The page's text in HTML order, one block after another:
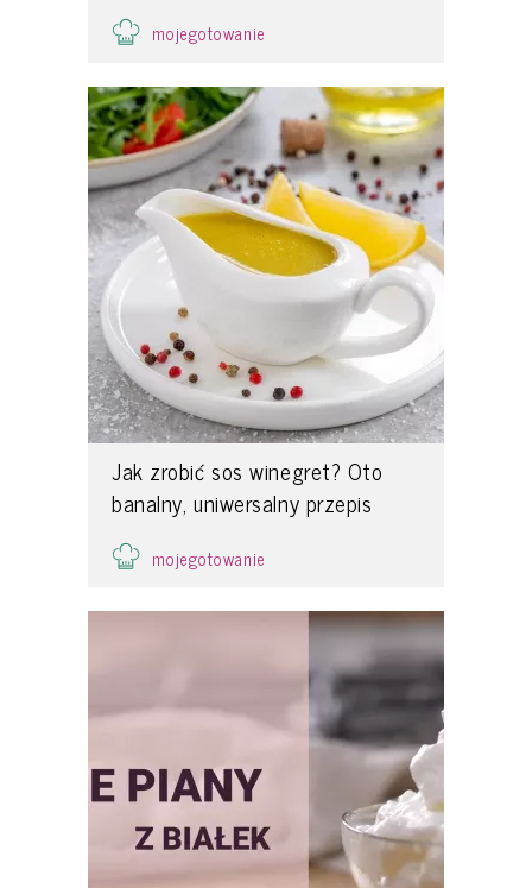
mojegotowanie
Jak zrobić sos winegret? Oto
banalny, uniwersalny przepis
mojegotowanie